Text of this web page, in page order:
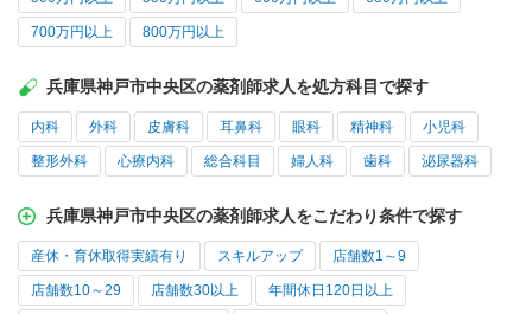
700万円以上 800万円以上
兵庫県神戸市中央区の薬剤師求人を処方科目で探す
内科 外科 皮膚科 耳鼻科 眼科 精神科 小児科
整形外科 心療内科 総合科目 婦人科 歯科 泌尿器科
兵庫県神戸市中央区の薬剤師求人をこだわり条件で探す
産休・育休取得実績有り スキルアップ 店舗数1～9
店舗数10～29 店舗数30以上 年間休日120日以上